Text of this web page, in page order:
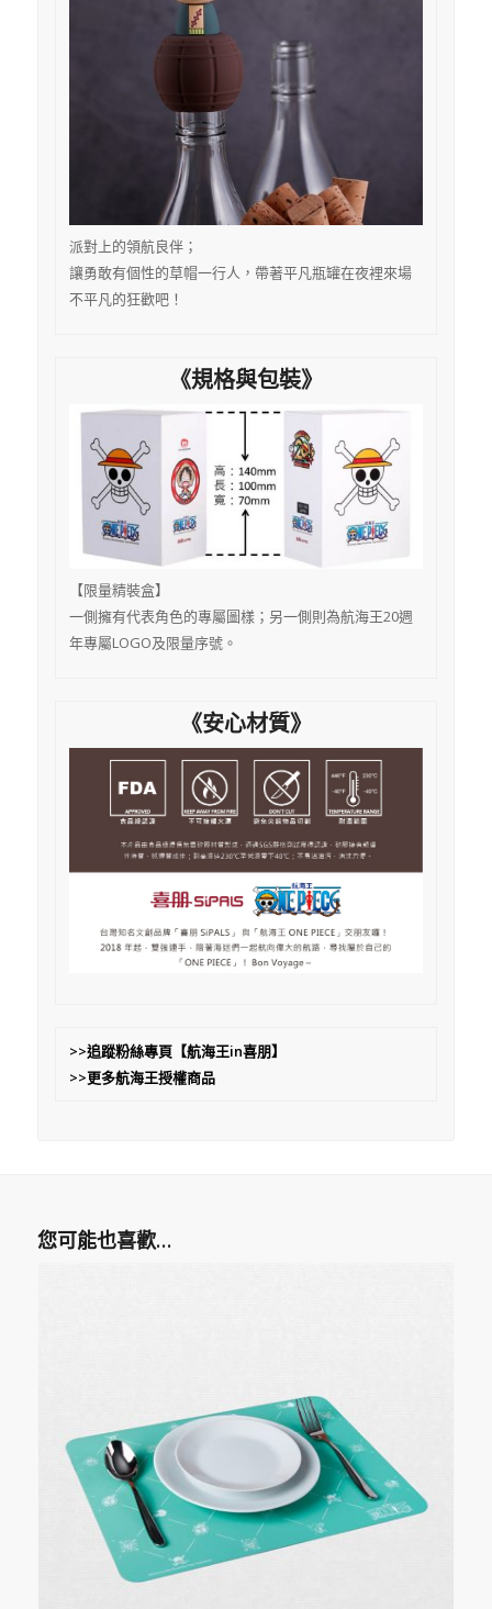
派對上的領航良伴；
讓勇敢有個性的草帽一行人，帶著平凡瓶罐在夜裡來場
不平凡的狂歡吧！
《規格與包裝》
【限量精裝盒】
一側擁有代表角色的專屬圖樣；另一側則為航海王20週
年專屬LOGO及限量序號。
《安心材質》
>>追蹤粉絲專頁【航海王in喜朋】
>>更多航海王授權商品
您可能也喜歡…